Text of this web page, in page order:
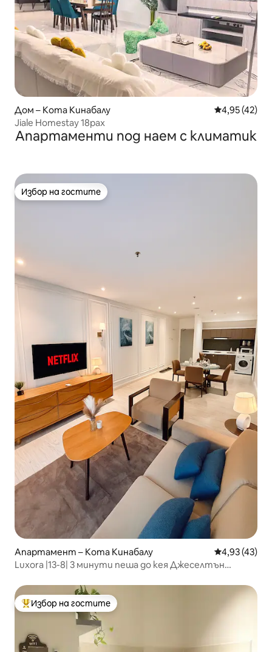
Дом – Кота Кинабалу Средна
4,95 (42)
Jiale Homestay 18pax
Апартаменти под наем с климатик
Избор на гостите
Избор на гостите
Апартамент – Кота Кинабалу Средна
4,93 (43)
Luxora |13-8| 3 минути пеша до кея Джеселтън
Най-популярен избор на гостите
Избор на гостите